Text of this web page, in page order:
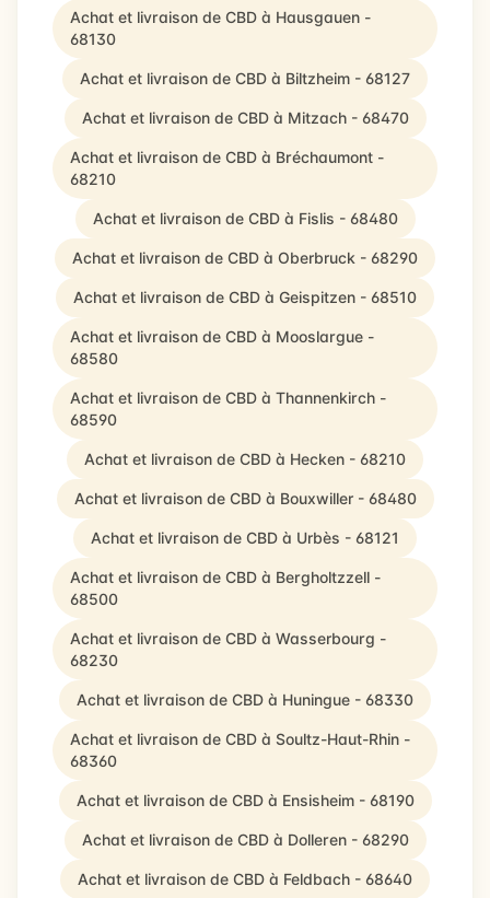
Achat et livraison de CBD à Hausgauen -
68130
Achat et livraison de CBD à Biltzheim - 68127
Achat et livraison de CBD à Mitzach - 68470
Achat et livraison de CBD à Bréchaumont -
68210
Achat et livraison de CBD à Fislis - 68480
Achat et livraison de CBD à Oberbruck - 68290
Achat et livraison de CBD à Geispitzen - 68510
Achat et livraison de CBD à Mooslargue -
68580
Achat et livraison de CBD à Thannenkirch -
68590
Achat et livraison de CBD à Hecken - 68210
Achat et livraison de CBD à Bouxwiller - 68480
Achat et livraison de CBD à Urbès - 68121
Achat et livraison de CBD à Bergholtzzell -
68500
Achat et livraison de CBD à Wasserbourg -
68230
Achat et livraison de CBD à Huningue - 68330
Achat et livraison de CBD à Soultz-Haut-Rhin -
68360
Achat et livraison de CBD à Ensisheim - 68190
Achat et livraison de CBD à Dolleren - 68290
Achat et livraison de CBD à Feldbach - 68640